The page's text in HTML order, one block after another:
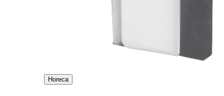
Horeca